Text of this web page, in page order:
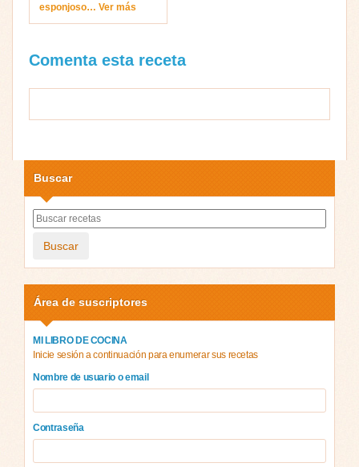
esponjoso… Ver más
Comenta esta receta
Buscar
Buscar
Área de suscriptores
MI LIBRO DE COCINA
Inicie sesión a continuación para enumerar sus recetas
Nombre de usuario o email
Contraseña